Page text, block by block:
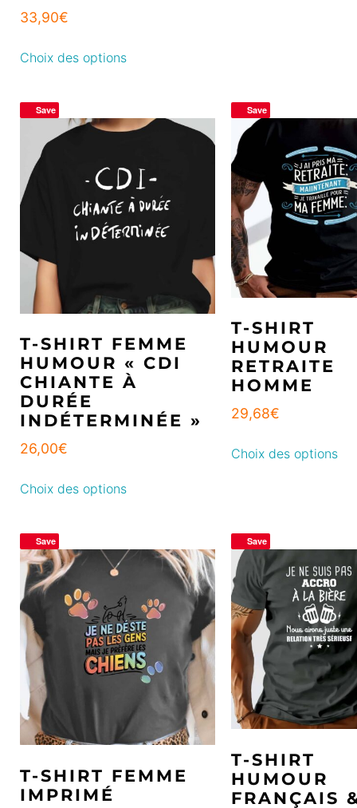
33,90€
Choix des options
Save
T-SHIRT FEMME
HUMOUR « CDI
CHIANTE À
DURÉE
INDÉTERMINÉE »
26,00€
Choix des options
Save
T-SHIRT
HUMOUR
RETRAITE
HOMME
29,68€
Choix des options
Save
T-SHIRT FEMME
IMPRIMÉ
Save
T-SHIRT
HUMOUR
FRANÇAIS